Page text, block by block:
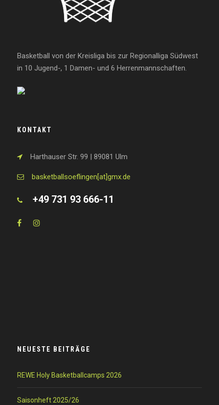
Basketball von der Kreisliga bis zur Regionalliga Südwest
in 10 Jugend-, 1 Damen- und 6 Herrenmannschaften.
KONTAKT
Harthauser Str. 99 | 89081 Ulm
basketballsoeflingen[at]gmx.de
+49 731 93 666-11
NEUESTE BEITRÄGE
REWE Holy Basketballcamps 2026
Saisonheft 2025/26